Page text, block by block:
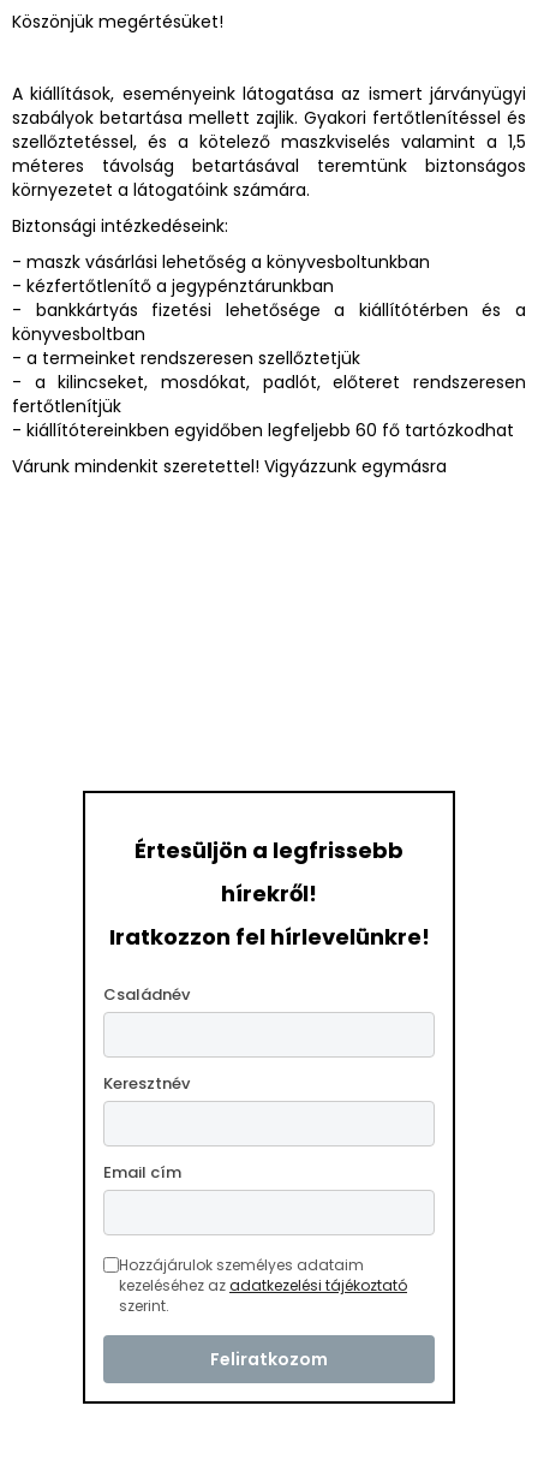
Köszönjük megértésüket!
A kiállítások, eseményeink látogatása az ismert járványügyi
szabályok betartása mellett zajlik. Gyakori fertőtlenítéssel és
szellőztetéssel, és a kötelező maszkviselés valamint a 1,5
méteres távolság betartásával teremtünk biztonságos
környezetet a látogatóink számára.
Biztonsági intézkedéseink:
- maszk vásárlási lehetőség a könyvesboltunkban
- kézfertőtlenítő a jegypénztárunkban
- bankkártyás fizetési lehetősége a kiállítótérben és a
könyvesboltban
- a termeinket rendszeresen szellőztetjük
- a kilincseket, mosdókat, padlót, előteret rendszeresen
fertőtlenítjük
- kiállítótereinkben egyidőben legfeljebb 60 fő tartózkodhat
Várunk mindenkit szeretettel! Vigyázzunk egymásra
Értesüljön a legfrissebb
hírekről!
Iratkozzon fel hírlevelünkre!
Családnév
Keresztnév
Email cím
Hozzájárulok személyes adataim
kezeléséhez azadatkezelési tájékoztató
szerint.